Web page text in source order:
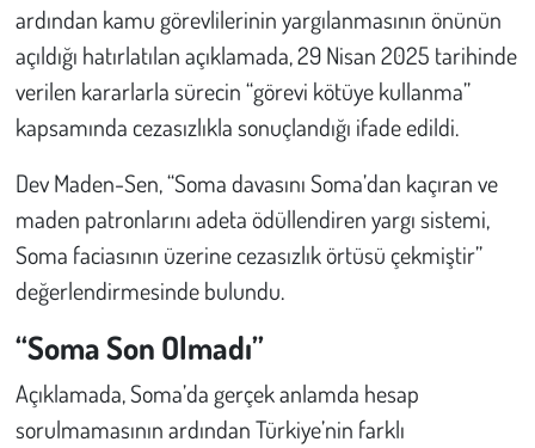
ardından kamu görevlilerinin yargılanmasının önünün
açıldığı hatırlatılan açıklamada, 29 Nisan 2025 tarihinde
verilen kararlarla sürecin “görevi kötüye kullanma”
kapsamında cezasızlıkla sonuçlandığı ifade edildi.
Dev Maden-Sen, “Soma davasını Soma’dan kaçıran ve
maden patronlarını adeta ödüllendiren yargı sistemi,
Soma faciasının üzerine cezasızlık örtüsü çekmiştir”
değerlendirmesinde bulundu.
“Soma Son Olmadı”
Açıklamada, Soma’da gerçek anlamda hesap
sorulmamasının ardından Türkiye’nin farklı